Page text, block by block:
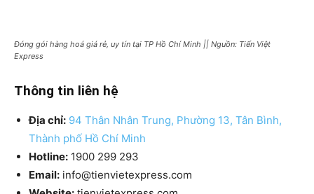
Đóng gói hàng hoá giá rẻ, uy tín tại TP Hồ Chí Minh || Nguồn: Tiến Việt
Express
Thông tin liên hệ
Địa chỉ: 94 Thân Nhân Trung, Phường 13, Tân Bình,
Thành phố Hồ Chí Minh
Hotline: 1900 299 293
Email: info@tienvietexpress.com